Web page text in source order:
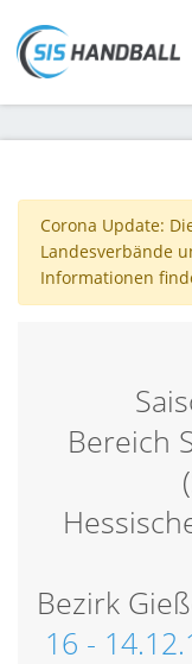
Corona Update:
Landesverbände
Informationen
Bereich
Bezirk
16 -